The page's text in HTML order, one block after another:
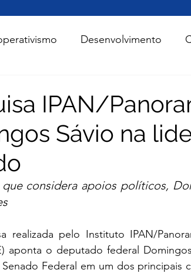
Desenvolvimento
Reforma Política Saúde
Todas as notícias Agro
IPAN/
Sávio na
considera apoios políticos,
realizada pelo Instituto IPAN/
aponta o deputado federal
Federal em um dos principais